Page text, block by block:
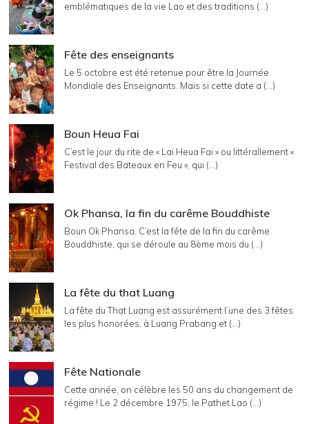
emblématiques de la vie Lao et des traditions (...)
Fête des enseignants
Le 5 octobre est été retenue pour être la Journée
Mondiale des Enseignants. Mais si cette date a (...)
Boun Heua Fai
C’est le jour du rite de « Lai Heua Fai » ou littérallement «
Festival des Bateaux en Feu », qui (...)
Ok Phansa, la fin du carême Bouddhiste
Boun Ok Phansa. C’est la fête de la fin du carême
Bouddhiste, qui se déroule au 8ème mois du (...)
La fête du that Luang
La fête du That Luang est assurément l’une des 3 fêtes
les plus honorées, à Luang Prabang et (...)
Fête Nationale
Cette année, on célèbre les 50 ans du changement de
régime ! Le 2 décembre 1975, le Pathet Lao (...)